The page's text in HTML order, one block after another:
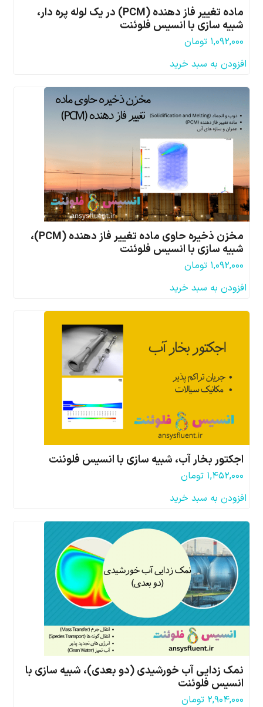
ماده تغییر فاز دهنده (PCM) در یک لوله پره دار،
شبیه سازی با انسیس فلوئنت
۱,۰۹۲,۰۰۰ تومان
افزودن به سبد خرید
مخزن ذخیره حاوی ماده تغییر فاز دهنده (PCM)،
شبیه سازی با انسیس فلوئنت
۱,۰۹۲,۰۰۰ تومان
افزودن به سبد خرید
اجکتور بخار آب، شبیه سازی با انسیس فلوئنت
۱,۴۵۲,۰۰۰ تومان
افزودن به سبد خرید
نمک زدایی آب خورشیدی (دو بعدی)، شبیه سازی با
انسیس فلوئنت
۲,۹۰۴,۰۰۰ تومان